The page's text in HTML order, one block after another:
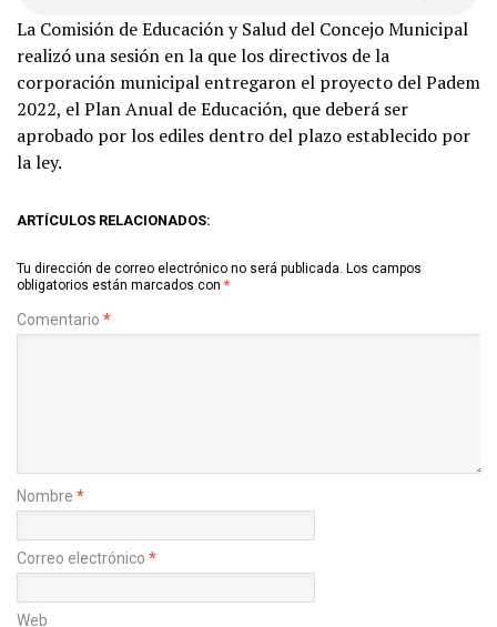
La Comisión de Educación y Salud del Concejo Municipal
realizó una sesión en la que los directivos de la
corporación municipal entregaron el proyecto del Padem
2022, el Plan Anual de Educación, que deberá ser
aprobado por los ediles dentro del plazo establecido por
la ley.
ARTÍCULOS RELACIONADOS:
Tu dirección de correo electrónico no será publicada. Los campos
obligatorios están marcados con *
Comentario *
Nombre *
Correo electrónico *
Web